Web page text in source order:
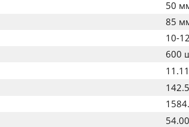
50
85
10-
600